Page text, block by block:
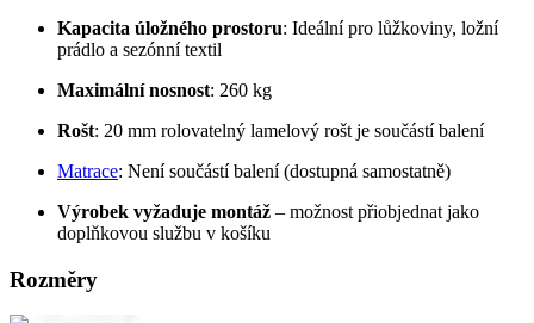
Kapacita úložného prostoru: Ideální pro lůžkoviny, ložní
prádlo a sezónní textil
Maximální nosnost: 260 kg
Rošt: 20 mm rolovatelný lamelový rošt je součástí balení
Matrace: Není součástí balení (dostupná samostatně)
Výrobek vyžaduje montáž – možnost přiobjednat jako
doplňkovou službu v košíku
Rozměry